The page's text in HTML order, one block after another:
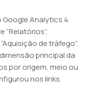
Google Analytics 4
“Relatórios”,
de tráfego”.
principal da
por origem, meio ou
nos links.